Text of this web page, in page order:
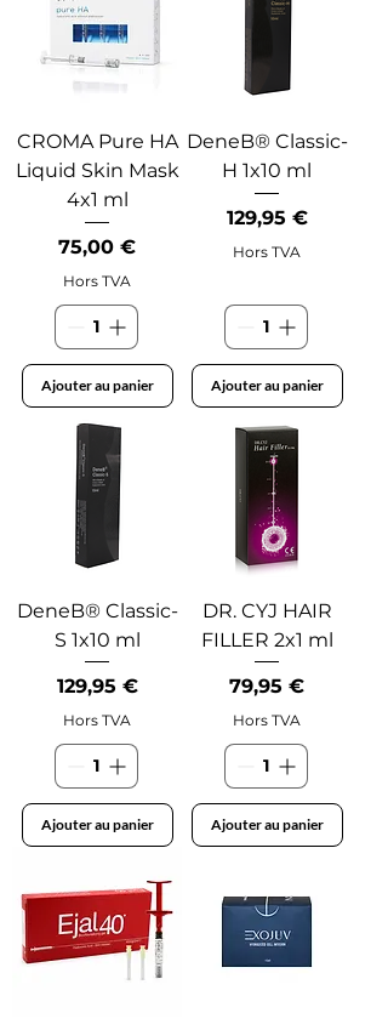
CROMA Pure HA
Liquid Skin Mask
4x1 ml
Prix
75,00 €
Hors TVA
Ajouter au panier
DeneB® Classic-
H 1x10 ml
Prix
129,95 €
Hors TVA
Ajouter au panier
DeneB® Classic-
S 1x10 ml
Prix
129,95 €
Hors TVA
Ajouter au panier
DR. CYJ HAIR
FILLER 2x1 ml
Prix
79,95 €
Hors TVA
Ajouter au panier